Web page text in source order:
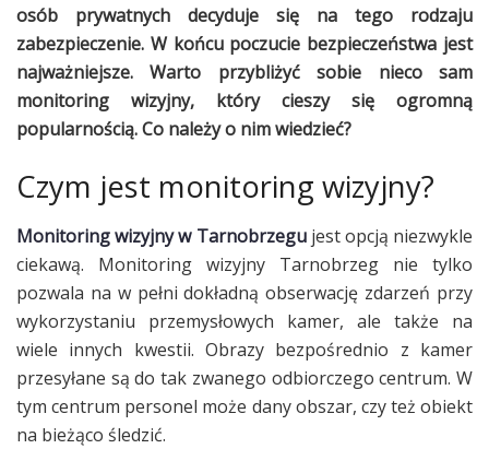
osób prywatnych decyduje się na tego rodzaju
zabezpieczenie. W końcu poczucie bezpieczeństwa jest
najważniejsze. Warto przybliżyć sobie nieco sam
monitoring wizyjny, który cieszy się ogromną
popularnością. Co należy o nim wiedzieć?
Czym jest monitoring wizyjny?
Monitoring wizyjny w Tarnobrzegu jest opcją niezwykle
ciekawą. Monitoring wizyjny Tarnobrzeg nie tylko
pozwala na w pełni dokładną obserwację zdarzeń przy
wykorzystaniu przemysłowych kamer, ale także na
wiele innych kwestii. Obrazy bezpośrednio z kamer
przesyłane są do tak zwanego odbiorczego centrum. W
tym centrum personel może dany obszar, czy też obiekt
na bieżąco śledzić.